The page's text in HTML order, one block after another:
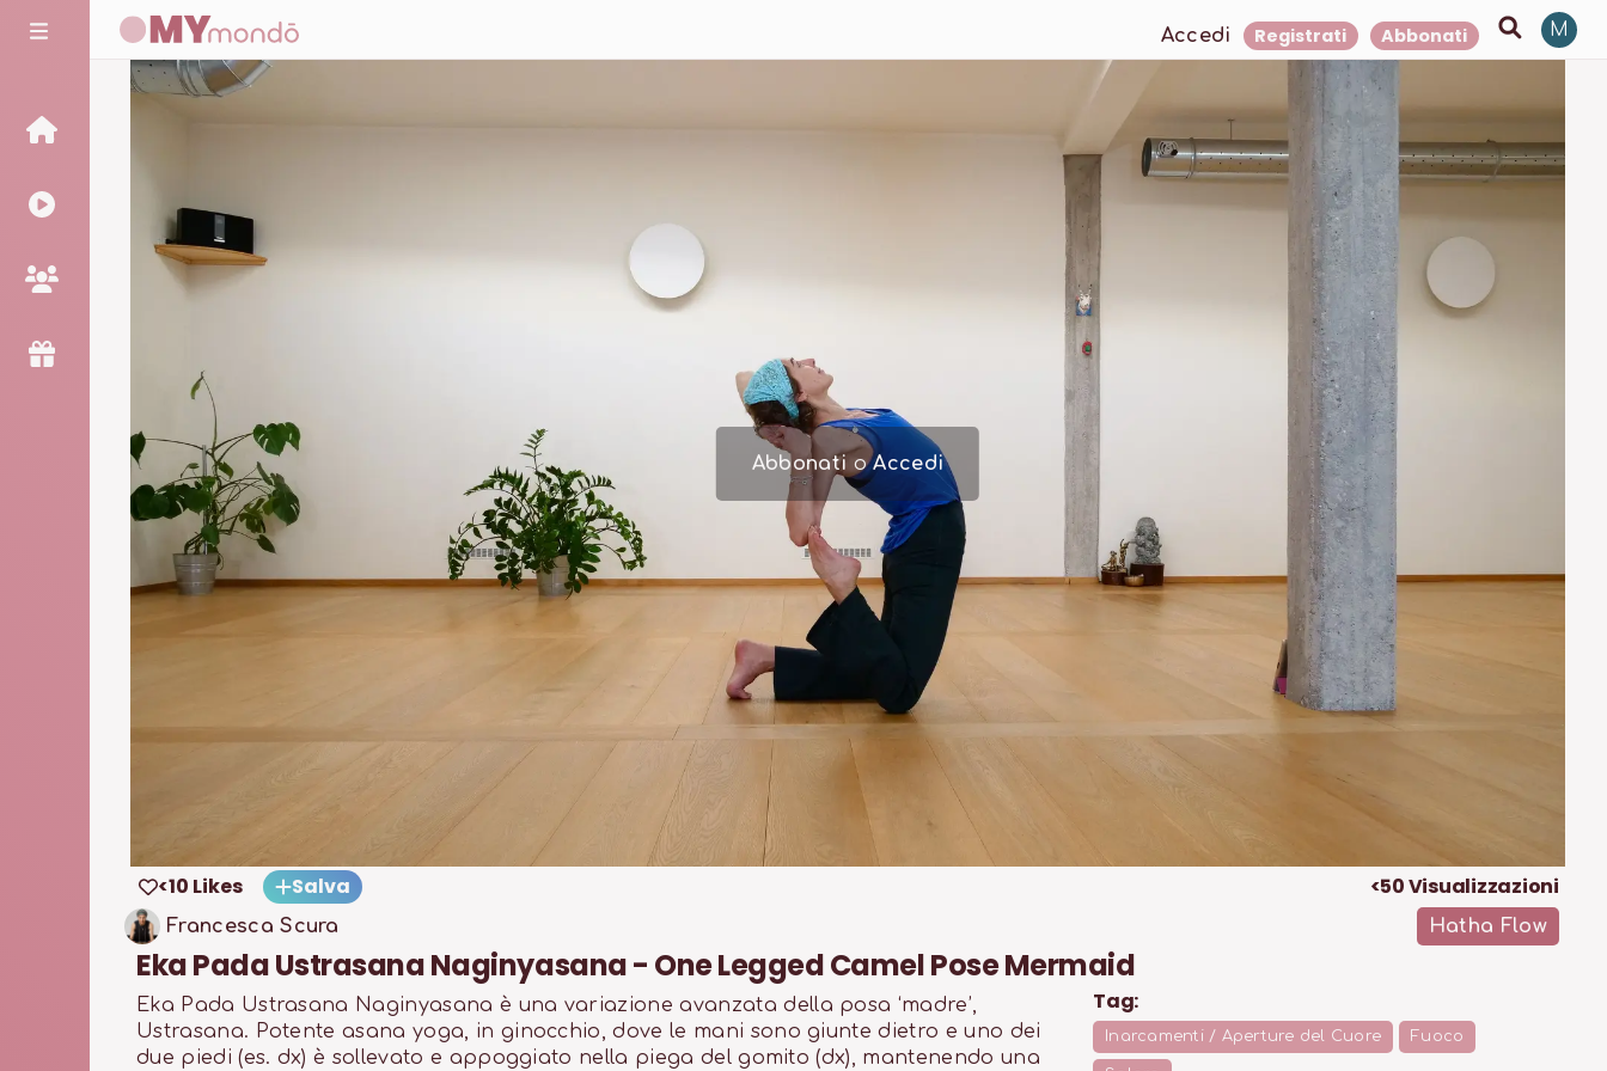
Accedi Registrati Abbonati M
Abbonati oAccedi
<10 Likes Salva <50Visualizzazioni
Francesca Scura Hatha Flow
Eka Pada Ustrasana Naginyasana - One Legged Camel Pose Mermaid
Eka Pada Ustrasana Naginyasana è una variazione avanzata della posa ‘madre’,
Ustrasana. Potente asana yoga, in ginocchio, dove le mani sono giunte dietro e uno dei
due piedi (es. dx) è sollevato e appoggiato nella piega del gomito (dx), mantenendo una
Tag:
Inarcamenti / Aperture del Cuore Fuoco